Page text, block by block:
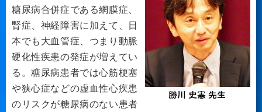
糖尿病合併症である網膜症、
腎症、神経障害に加えて、日
本でも大血管症、つまり動脈
硬化性疾患の発症が増えてい
る。糖尿病患者では心筋梗塞
や狭心症などの虚血性心疾患
のリスクが糖尿病のない患者